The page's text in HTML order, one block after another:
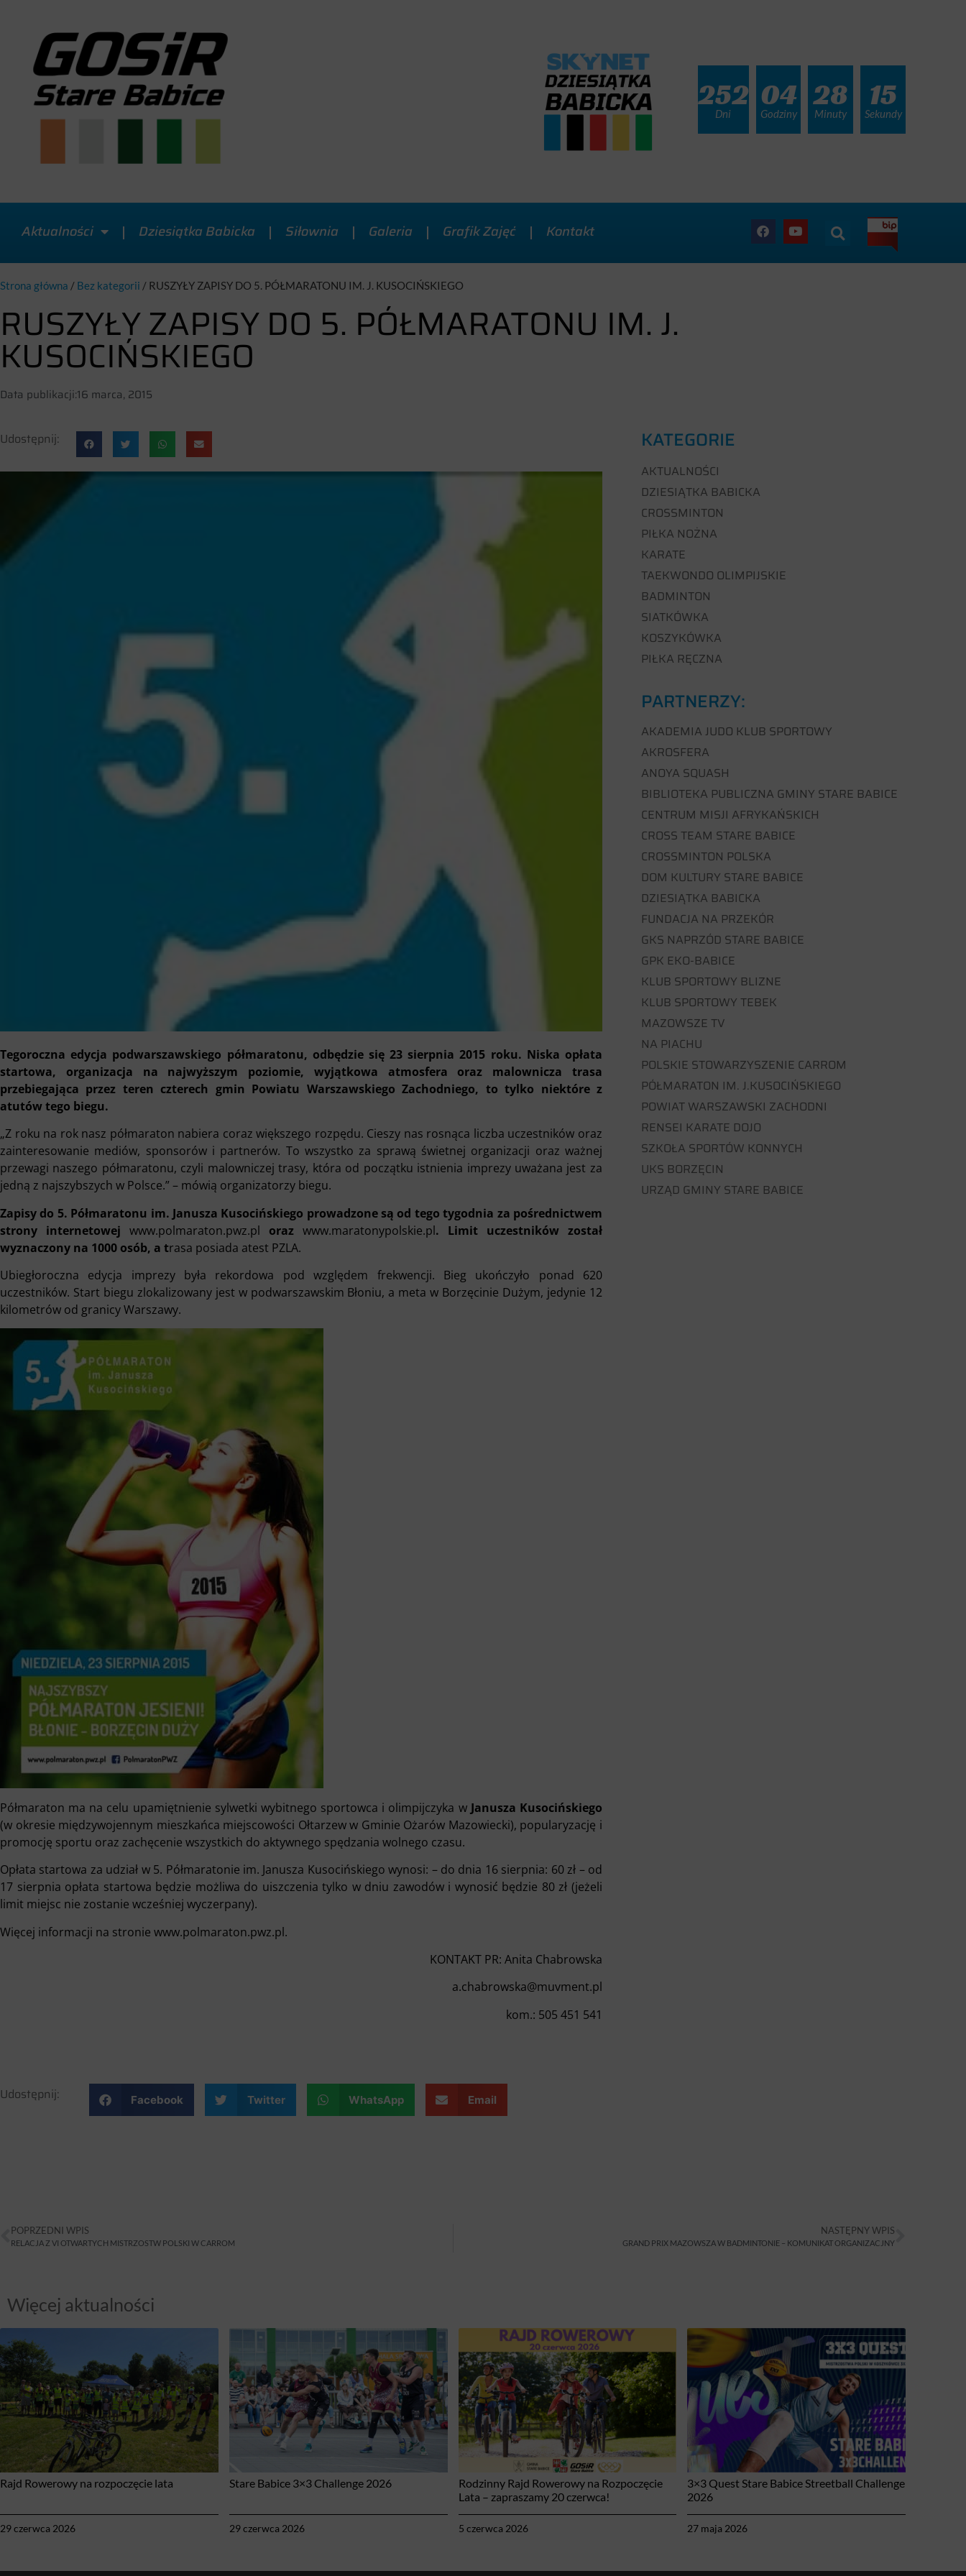
252
Dni
04
Godziny
28
Minuty
13
Sekundy
Aktualności Dziesiątka Babicka Siłownia Galeria Grafik Zajęć Kontakt
Strona główna / Bez kategorii / RUSZYŁY ZAPISY DO 5. PÓŁMARATONU IM. J. KUSOCIŃSKIEGO
RUSZYŁY ZAPISY DO 5. PÓŁMARATONU IM. J.
KUSOCIŃSKIEGO
Data publikacji:16 marca, 2015
Udostępnij:
Tegoroczna edycja podwarszawskiego półmaratonu, odbędzie się 23 sierpnia 2015 roku. Niska opłata
startowa, organizacja na najwyższym poziomie, wyjątkowa atmosfera oraz malownicza trasa
przebiegająca przez teren czterech gmin Powiatu Warszawskiego Zachodniego, to tylko niektóre z
atutów tego biegu.
„Z roku na rok nasz półmaraton nabiera coraz większego rozpędu. Cieszy nas rosnąca liczba uczestników oraz
zainteresowanie mediów, sponsorów i partnerów. To wszystko za sprawą świetnej organizacji oraz ważnej
przewagi naszego półmaratonu, czyli malowniczej trasy, która od początku istnienia imprezy uważana jest za
jedną z najszybszych w Polsce.” – mówią organizatorzy biegu.
Zapisy do 5. Półmaratonu im. Janusza Kusocińskiego prowadzone są od tego tygodnia za pośrednictwem
strony internetowej www.polmaraton.pwz.pl oraz www.maratonypolskie.pl. Limit uczestników został
wyznaczony na 1000 osób, a trasa posiada atest PZLA.
Ubiegłoroczna edycja imprezy była rekordowa pod względem frekwencji. Bieg ukończyło ponad 620
uczestników. Start biegu zlokalizowany jest w podwarszawskim Błoniu, a meta w Borzęcinie Dużym, jedynie 12
kilometrów od granicy Warszawy.
Półmaraton ma na celu upamiętnienie sylwetki wybitnego sportowca i olimpijczyka w Janusza Kusocińskiego
(w okresie międzywojennym mieszkańca miejscowości Ołtarzew w Gminie Ożarów Mazowiecki), popularyzację i
promocję sportu oraz zachęcenie wszystkich do aktywnego spędzania wolnego czasu.
Opłata startowa za udział w 5. Półmaratonie im. Janusza Kusocińskiego wynosi: – do dnia 16 sierpnia: 60 zł – od
17 sierpnia opłata startowa będzie możliwa do uiszczenia tylko w dniu zawodów i wynosić będzie 80 zł (jeżeli
limit miejsc nie zostanie wcześniej wyczerpany).
Więcej informacji na stronie www.polmaraton.pwz.pl.
KONTAKT PR: Anita Chabrowska
a.chabrowska@muvment.pl
kom.: 505 451 541
Udostępnij: Facebook Twitter WhatsApp Email
KATEGORIE
AKTUALNOŚCI
DZIESIĄTKA BABICKA
CROSSMINTON
PIŁKA NOŻNA
KARATE
TAEKWONDO OLIMPIJSKIE
BADMINTON
SIATKÓWKA
KOSZYKÓWKA
PIŁKA RĘCZNA
PARTNERZY:
AKADEMIA JUDO KLUB SPORTOWY
AKROSFERA
ANOYA SQUASH
BIBLIOTEKA PUBLICZNA GMINY STARE BABICE
CENTRUM MISJI AFRYKAŃSKICH
CROSS TEAM STARE BABICE
CROSSMINTON POLSKA
DOM KULTURY STARE BABICE
DZIESIĄTKA BABICKA
FUNDACJA NA PRZEKÓR
GKS NAPRZÓD STARE BABICE
GPK EKO-BABICE
KLUB SPORTOWY BLIZNE
KLUB SPORTOWY TEBEK
MAZOWSZE TV
NA PIACHU
POLSKIE STOWARZYSZENIE CARROM
PÓŁMARATON IM. J.KUSOCIŃSKIEGO
POWIAT WARSZAWSKI ZACHODNI
RENSEI KARATE DOJO
SZKOŁA SPORTÓW KONNYCH
UKS BORZĘCIN
URZĄD GMINY STARE BABICE
POPRZEDNI WPIS
RELACJA Z VI OTWARTYCH MISTRZOSTW POLSKI W CARROM
NASTĘPNY WPIS
GRAND PRIX MAZOWSZA W BADMINTONIE – KOMUNIKAT ORGANIZACJNY
Więcej aktualności
Rajd Rowerowy na rozpoczęcie lata
29 czerwca 2026
Stare Babice 3×3 Challenge 2026
29 czerwca 2026
Rodzinny Rajd Rowerowy na Rozpoczęcie
Lata – zapraszamy 20 czerwca!
5 czerwca 2026
3×3 Quest Stare Babice Streetball Challenge
2026
27 maja 2026